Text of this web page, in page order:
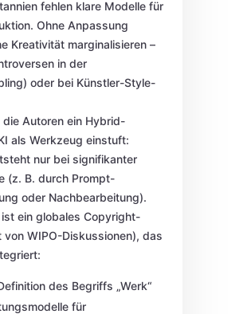
fehlen klare Modelle für
Ohne Anpassung
Kreativität marginalisieren –
in der
oder bei Künstler-Style-
Autoren ein Hybrid-
als Werkzeug einstuft:
nur bei signifikanter
(z. B. durch Prompt-
oder Nachbearbeitung).
ein globales Copyright-
von WIPO-Diskussionen), das
des Begriffs „Werk“
für